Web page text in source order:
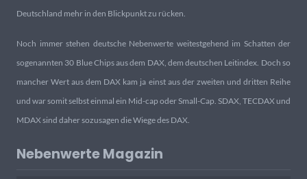
Deutschland mehr in den Blickpunkt zu rücken.
Noch immer stehen deutsche Nebenwerte weitestgehend im Schatten der
sogenannten 30 Blue Chips aus dem DAX, dem deutschen Leitindex. Doch so
mancher Wert aus dem DAX kam ja einst aus der zweiten und dritten Reihe
und war somit selbst einmal ein Mid-cap oder Small-Cap. SDAX, TECDAX und
MDAX sind daher sozusagen die Wiege des DAX.
Nebenwerte Magazin